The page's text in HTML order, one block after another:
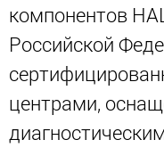
компонентов
Российской
центрами,